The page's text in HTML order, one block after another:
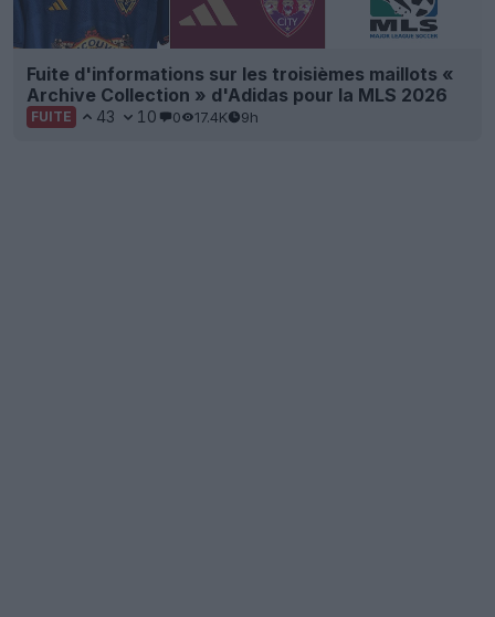
Fuite d'informations sur les troisièmes maillots «
Archive Collection » d'Adidas pour la MLS 2026
FUITE 43 10 0 17.4K 9h